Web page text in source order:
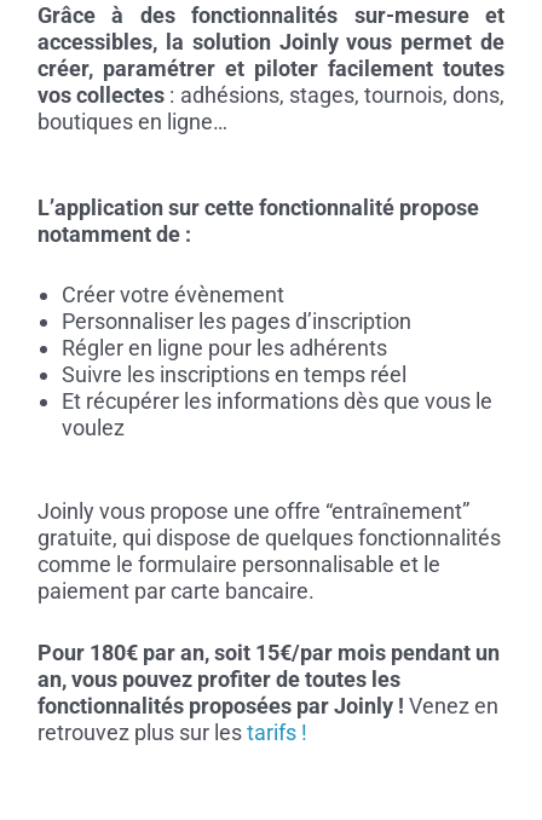
Grâce à des fonctionnalités sur-mesure et
accessibles, la solution Joinly vous permet de
créer, paramétrer et piloter facilement toutes
vos collectes : adhésions, stages, tournois, dons,
boutiques en ligne…
L’application sur cette fonctionnalité propose
notamment de :
Créer votre évènement
Personnaliser les pages d’inscription
Régler en ligne pour les adhérents
Suivre les inscriptions en temps réel
Et récupérer les informations dès que vous le
voulez
Joinly vous propose une offre “entraînement”
gratuite, qui dispose de quelques fonctionnalités
comme le formulaire personnalisable et le
paiement par carte bancaire.
Pour 180€ par an, soit 15€/par mois pendant un
an, vous pouvez profiter de toutes les
fonctionnalités proposées par Joinly ! Venez en
retrouvez plus sur lestarifs !